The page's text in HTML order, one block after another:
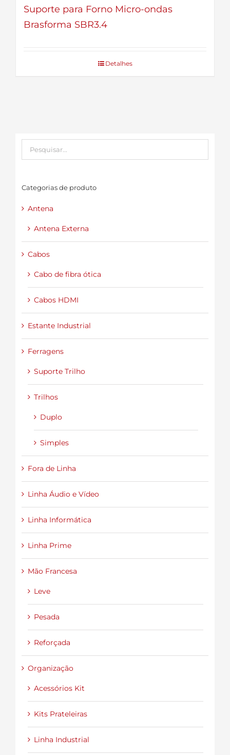
Suporte para Forno Micro-ondas
Brasforma SBR3.4
Detalhes
Categorias de produto
Antena
Antena Externa
Cabos
Cabo de fibra ótica
Cabos HDMI
Estante Industrial
Ferragens
Suporte Trilho
Trilhos
Duplo
Simples
Fora de Linha
Linha Áudio e Vídeo
Linha Informática
Linha Prime
Mão Francesa
Leve
Pesada
Reforçada
Organização
Acessórios Kit
Kits Prateleiras
Linha Industrial